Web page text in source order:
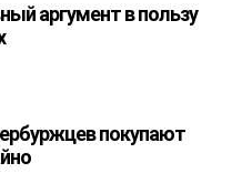
аргумент в пользу
покупают